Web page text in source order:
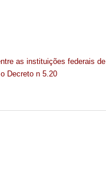
as instituições federais de
Decreto n 5.20